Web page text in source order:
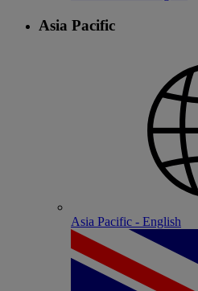
Asia Pacific
Asia Pacific - English